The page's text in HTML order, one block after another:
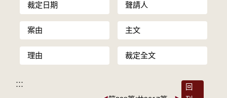
裁定日期 聲請人
案由 主文
理由 裁定全文
:::
回